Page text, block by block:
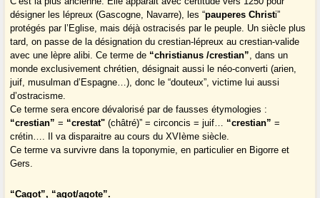
désigner les lépreux (Gascogne, Navarre), les “pauperes Christi”
protégés par l’Eglise, mais déjà ostracisés par le peuple. Un siècle plus
tard, on passe de la désignation du crestian-lépreux au crestian-valide
avec une lèpre alibi. Ce terme de “christianus /crestian”, dans un
monde exclusivement chrétien, désignait aussi le néo-converti (arien,
juif, musulman d’Espagne…), donc le “douteux”, victime lui aussi
d’ostracisme.
Ce terme sera encore dévalorisé par de fausses étymologies :
“crestian” = “crestat"(châtré)” = circoncis = juif… “crestian”=
crétin…. Il va disparaitre au cours du XVIème siècle.
Ce terme va survivre dans la toponymie, en particulier en Bigorre et
Gers.
“Cagot”, “agot/agote”.